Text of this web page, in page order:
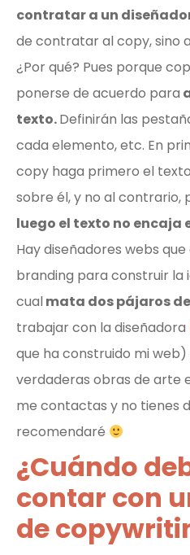
contratar a un
de contratar al copy, sino
¿Por qué? Pues porque
ponerse de acuerdo para
texto.Definirán las
cada elemento, etc. En
copy haga primero el
sobre él, y no al contrario,
luego el texto no encaja
Hay diseñadores webs
branding para construir la
cual mata dos pájaros
trabajar con la diseñadora
que ha construido mi
verdaderas obras de arte
me contactas y no tienes
recomendaré
¿Cuándo
contar con
de